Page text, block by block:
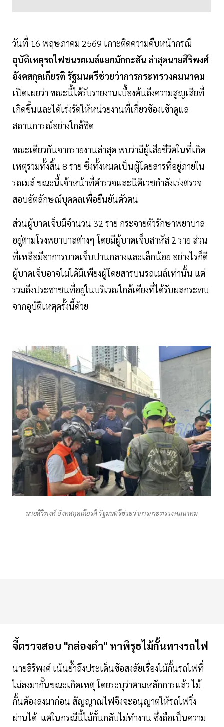
วันที่ 16 พฤษภาคม 2569 เกาะติดความคืบหน้ากรณี
อุบัติเหตุรถไฟชนรถเมล์แยกมักกะสัน ล่าสุดนายสิริพงศ์
อังคสกุลเกียรติ รัฐมนตรีช่วยว่าการกระทรวงคมนาคม
เปิดเผยว่า ขณะนี้ได้รับรายงานเบื้องต้นถึงความสูญเสียที่
เกิดขึ้นและได้เร่งรัดให้หน่วยงานที่เกี่ยวข้องเข้าดูแล
สถานการณ์อย่างใกล้ชิด
ขณะเดียวกันจากรายงานล่าสุด พบว่ามีผู้เสียชีวิตในที่เกิด
เหตุรวมทั้งสิ้น 8 ราย ซึ่งทั้งหมดเป็นผู้โดยสารที่อยู่ภายใน
รถเมล์ ขณะนี้เจ้าหน้าที่ตำรวจและนิติเวชกำลังเร่งตรวจ
สอบอัตลักษณ์บุคคลเพื่อยืนยันตัวตน
ส่วนผู้บาดเจ็บมีจำนวน 32 ราย กระจายตัวรักษาพยาบาล
อยู่ตามโรงพยาบาลต่างๆ โดยมีผู้บาดเจ็บสาหัส 2 ราย ส่วน
ที่เหลือมีอาการบาดเจ็บปานกลางและเล็กน้อย อย่างไรก็ดี
ผู้บาดเจ็บอาจไม่ได้มีเพียงผู้โดยสารบนรถเมล์เท่านั้น แต่
รวมถึงประชาชนที่อยู่ในบริเวณใกล้เคียงที่ได้รับผลกระทบ
จากอุบัติเหตุครั้งนี้ด้วย
นายสิริพงศ์ อังคสกุลเกียรติ รัฐมนตรีช่วยว่าการกระทรวงคมนาคม
จี้ตรวจสอบ "กล่องดำ" หาพิรุธไม้กั้นทางรถไฟ
นายสิริพงศ์ เน้นย้ำถึงประเด็นข้อสงสัยเรื่องไม้กั้นรถไฟที่
ไม่ลงมากั้นขณะเกิดเหตุ โดยระบุว่าตามหลักการแล้ว ไม้
กั้นต้องลงมาก่อน สัญญาณไฟจึงจะอนุญาตให้รถไฟวิ่ง
ผ่านได้ แต่ในกรณีนี้ไม้กั้นกลับไม่ทำงาน ซึ่งถือเป็นความ